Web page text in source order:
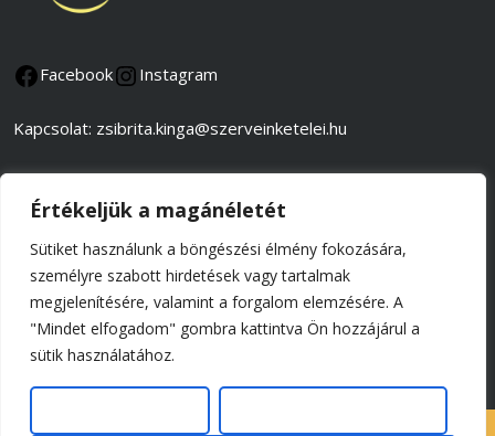
Értékeljük a magánéletét
Sütiket használunk a böngészési élmény fokozására,
személyre szabott hirdetések vagy tartalmak
megjelenítésére, valamint a forgalom elemzésére. A
"Mindet elfogadom" gombra kattintva Ön hozzájárul a
sütik használatához.
Facebook Instagram
Kapcsolat: zsibrita.kinga@szerveinketelei.hu
Adatkezelési és adatvédelmi tájékoztató
Általános szerződési feltételek
Impresszum
© 2026 Tel-Batab Kft.,
minden jog fenntartva